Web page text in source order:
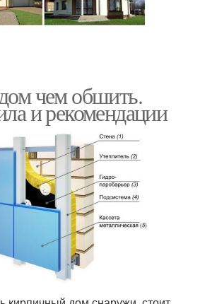
чем обшить.
и рекомендации